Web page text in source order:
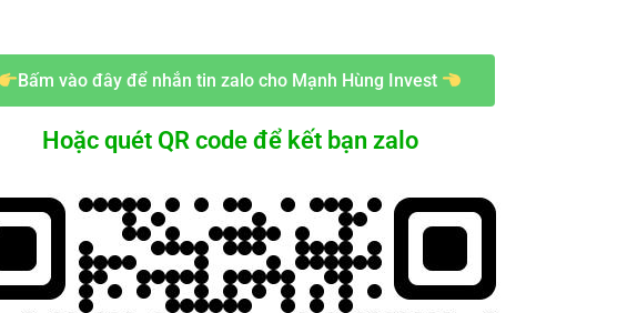
Bấm vào đây để nhắn tin zalo cho Mạnh Hùng Invest
Hoặc quét QR code để kết bạn zalo